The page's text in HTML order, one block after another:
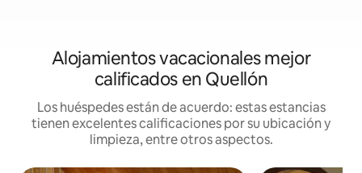
Alojamientos vacacionales mejor
calificados en Quellón
Los huéspedes están de acuerdo: estas estancias
tienen excelentes calificaciones por su ubicación y
limpieza, entre otros aspectos.